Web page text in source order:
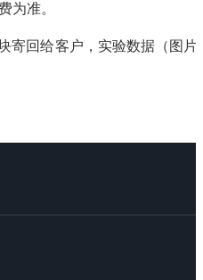
为准。
寄回给客户，实验数据（图片